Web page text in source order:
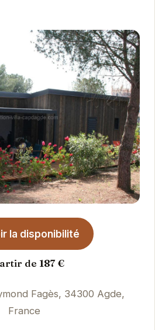
la disponibilité
de 187 €
Fagès, 34300 Agde,
France